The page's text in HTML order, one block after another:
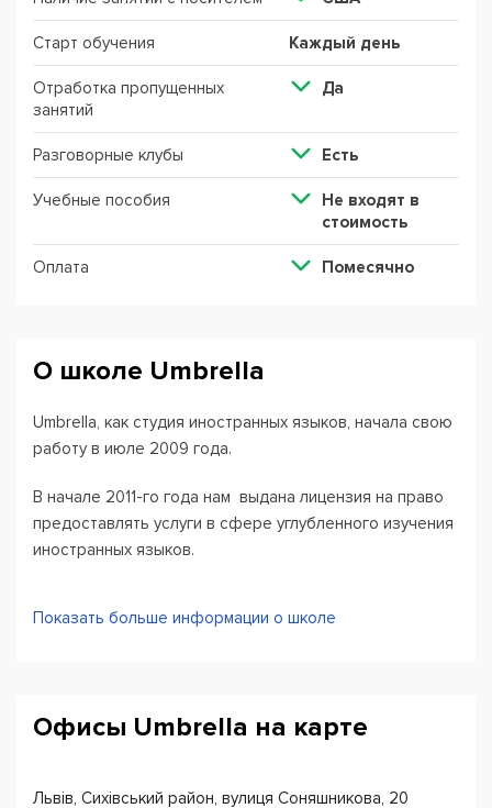
Старт обучения Каждый день
Отработка пропущенных
занятий
Да
Разговорные клубы Есть
Учебные пособия
Не входят в
стоимость
Оплата Помесячно
О школе Umbrella
Umbrella, как студия иностранных языков, начала свою
работу в июле 2009 года.
В начале 2011-го года нам выдана лицензия на право
предоставлять услуги в сфере углубленного изучения
иностранных языков.
единомышленников, которых объединяет творческий
получения ими желаемого результата.
Показать больше информации о школе
Офисы Umbrella на карте
Львів, Сихівський район, вулиця Соняшникова, 20